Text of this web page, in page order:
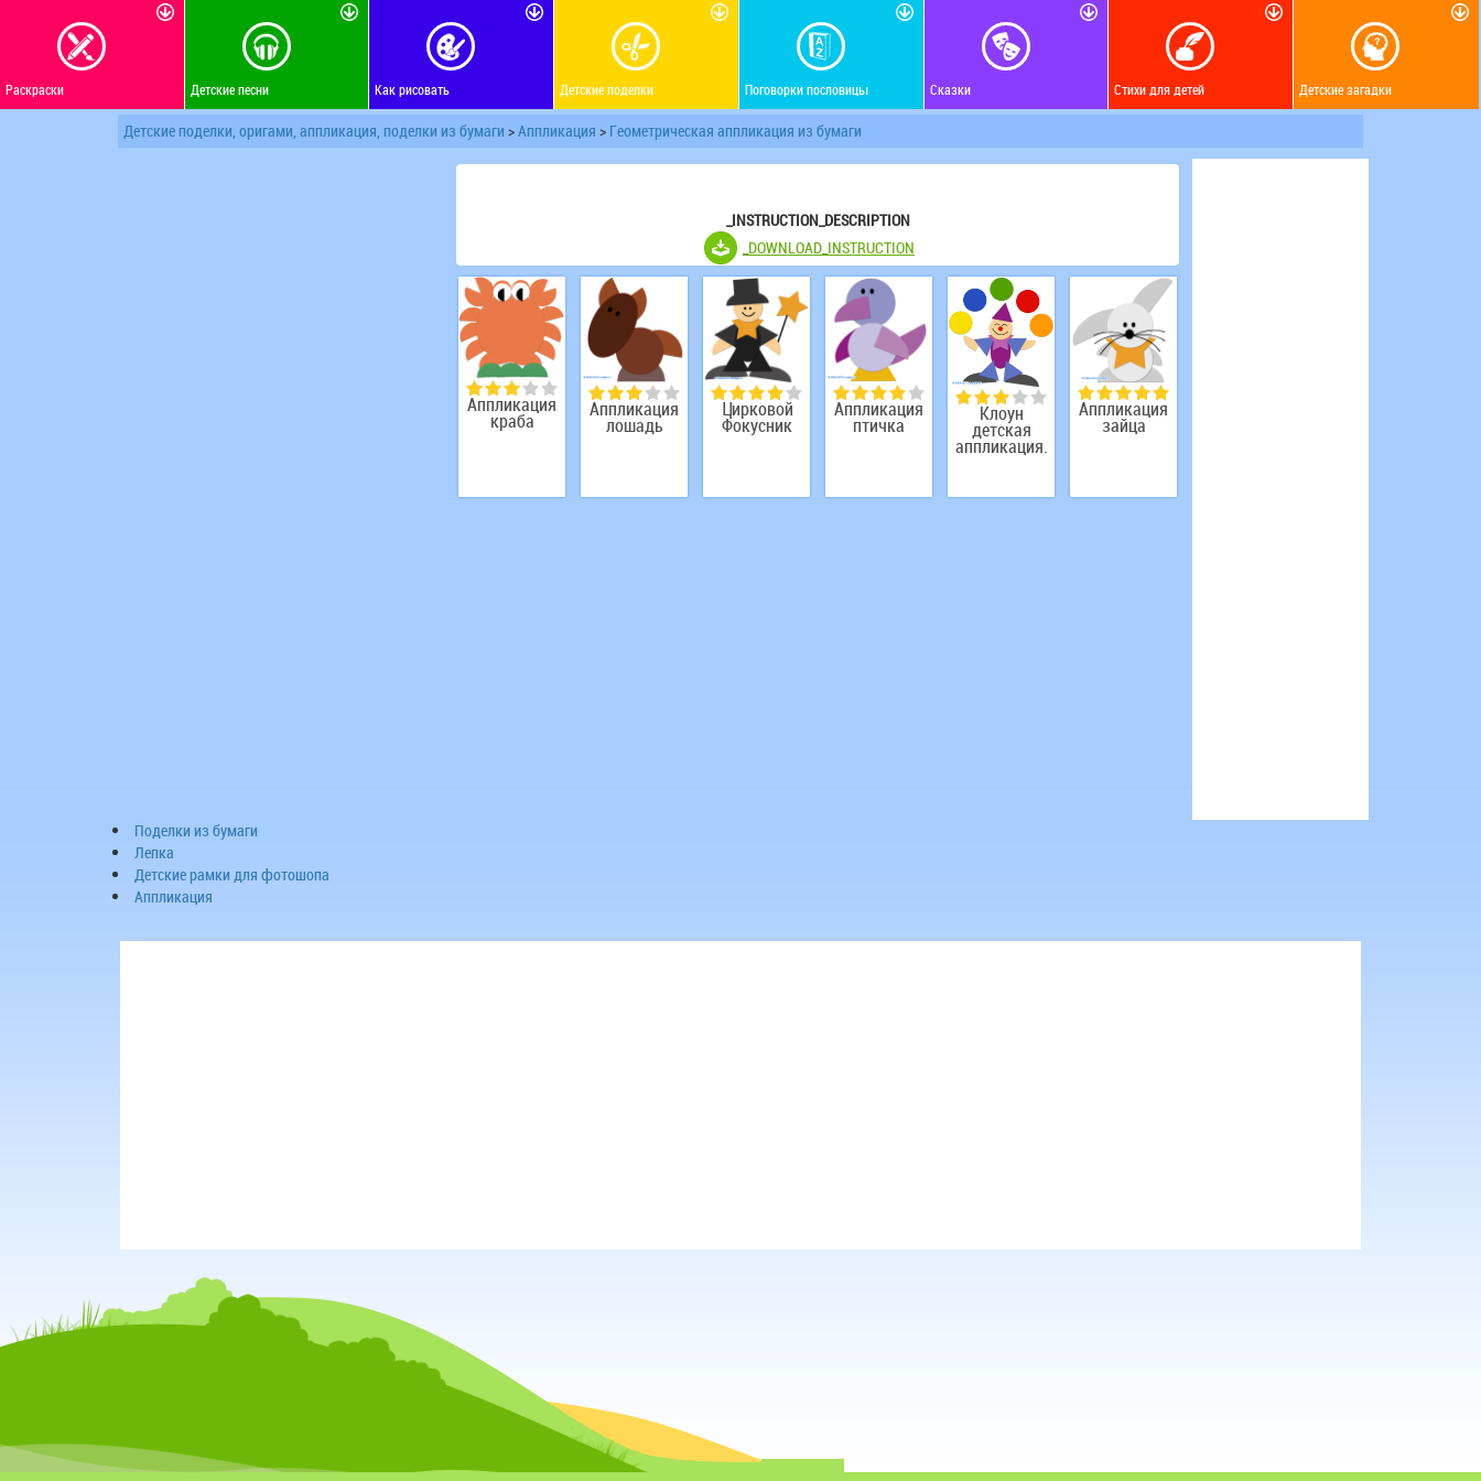
Раскраски Детские песни Как рисовать Детские поделки Поговорки пословицы Сказки Стихи для детей Детские загадки
Детские поделки, оригами, аппликация, поделки из бумаги >Аппликация > Геометрическая аппликация из бумаги
Поделки из бумаги
Лепка
Детские рамки для фотошопа
Аппликация
_INSTRUCTION_DESCRIPTION
_DOWNLOAD_INSTRUCTION
Аппликация
краба Аппликация
лошадь
Цирковой
Фокусник
Аппликация
птичка Клоун
детская
аппликация.
Аппликация
зайца